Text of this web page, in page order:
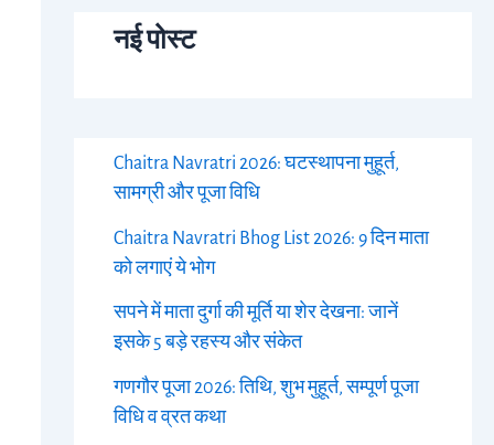
नई पोस्ट
Chaitra Navratri 2026: घटस्थापना मुहूर्त,
सामग्री और पूजा विधि
Chaitra Navratri Bhog List 2026: 9 दिन माता
को लगाएं ये भोग
सपने में माता दुर्गा की मूर्ति या शेर देखना: जानें
इसके 5 बड़े रहस्य और संकेत
गणगौर पूजा 2026: तिथि, शुभ मुहूर्त, सम्पूर्ण पूजा
विधि व व्रत कथा